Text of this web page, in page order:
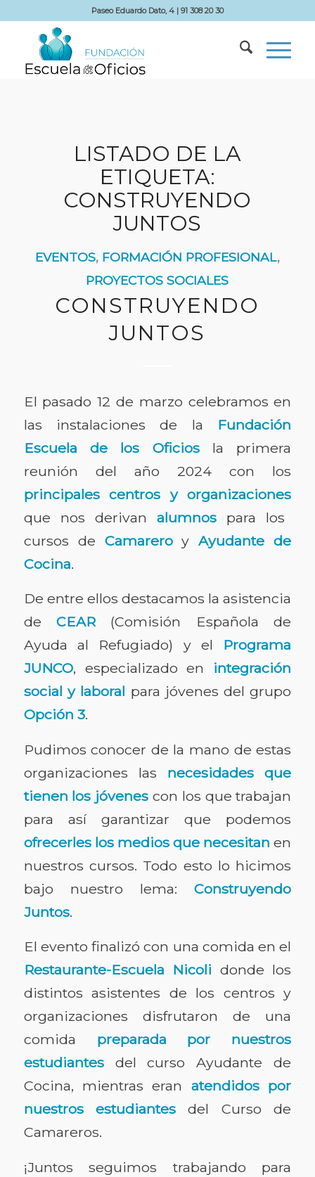
Paseo Eduardo Dato, 4 | 91 308 20 30
LISTADO DE LA
ETIQUETA:
CONSTRUYENDO
JUNTOS
EVENTOS, FORMACIÓN PROFESIONAL,
PROYECTOS SOCIALES
CONSTRUYENDO
JUNTOS
El pasado 12 de marzo celebramos en
las instalaciones de la Fundación
Escuela de los Oficiosla primera
reunión del año 2024 con los
principales centros y organizaciones
que nos derivan alumnos para los
cursos de CamareroyAyudante de
Cocina.
De entre ellos destacamos la asistencia
deCEAR(Comisión Española de
Ayuda al Refugiado) y el Programa
JUNCO, especializado en integración
social y laboral para jóvenes del grupo
Opción 3.
Pudimos conocer de la mano de estas
organizaciones las necesidades que
tienen los jóvenes con los que trabajan
para así garantizar que podemos
ofrecerles los medios que necesitan en
nuestros cursos. Todo esto lo hicimos
bajo nuestro lema: Construyendo
Juntos.
El evento finalizó con una comida en el
Restaurante-Escuela Nicoli donde los
distintos asistentes de los centros y
organizaciones disfrutaron de una
comida preparada por nuestros
estudiantesdel curso Ayudante de
Cocina, mientras eran atendidos por
nuestros estudiantes del Curso de
Camareros.
¡Juntos seguimos trabajando para